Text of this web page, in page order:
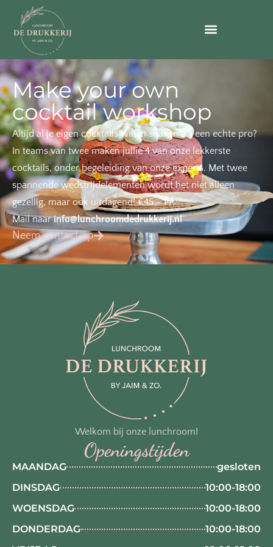
Make your own
cocktail workshop
Altijd al je eigen cocktails willen shaken als een echte pro?
In teams van twee maken jullie 4 van onze lekkerste
cocktails, onder begeleiding van onze experts. Met twee
spannende wedstrijdelementen wordt het niet alleen
gezellig, maar ook uitdagend! €45,- PP
Mail naarinfo@lunchroomdedrukkerij.nl
Neem contact op
Welkom bij onze lunchroom!
Openingstijden
MAANDAG
gesloten
DINSDAG
10:00-18:00
WOENSDAG
10:00-18:00
DONDERDAG
10:00-18:00